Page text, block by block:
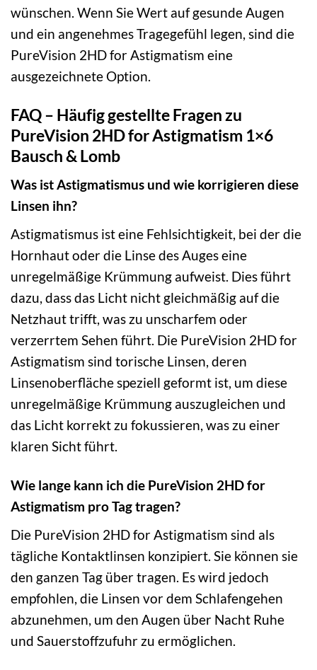
wünschen. Wenn Sie Wert auf gesunde Augen
und ein angenehmes Tragegefühl legen, sind die
PureVision 2HD for Astigmatism eine
ausgezeichnete Option.
FAQ – Häufig gestellte Fragen zu
PureVision 2HD for Astigmatism 1×6
Bausch & Lomb
Was ist Astigmatismus und wie korrigieren diese
Linsen ihn?
Astigmatismus ist eine Fehlsichtigkeit, bei der die
Hornhaut oder die Linse des Auges eine
unregelmäßige Krümmung aufweist. Dies führt
dazu, dass das Licht nicht gleichmäßig auf die
Netzhaut trifft, was zu unscharfem oder
verzerrtem Sehen führt. Die PureVision 2HD for
Astigmatism sind torische Linsen, deren
Linsenoberfläche speziell geformt ist, um diese
unregelmäßige Krümmung auszugleichen und
das Licht korrekt zu fokussieren, was zu einer
klaren Sicht führt.
Wie lange kann ich die PureVision 2HD for
Astigmatism pro Tag tragen?
Die PureVision 2HD for Astigmatism sind als
tägliche Kontaktlinsen konzipiert. Sie können sie
den ganzen Tag über tragen. Es wird jedoch
empfohlen, die Linsen vor dem Schlafengehen
abzunehmen, um den Augen über Nacht Ruhe
und Sauerstoffzufuhr zu ermöglichen.